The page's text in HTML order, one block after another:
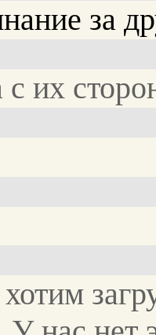
за
с их